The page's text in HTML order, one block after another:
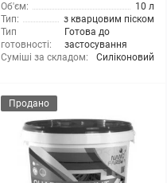
Об'єм:
10 л
Тип:
з кварцовим піском
Тип
готовності:
Готова до
застосування
Суміші за складом:
Силіконовий
Продано